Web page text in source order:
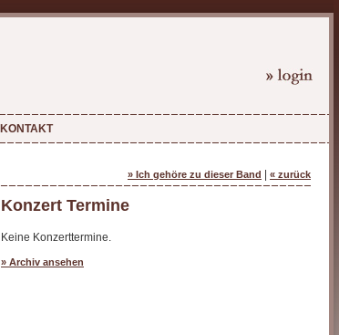
KONTAKT
» Ich gehöre zu dieser Band « zurück
Konzert Termine
Keine Konzerttermine.
» Archiv ansehen